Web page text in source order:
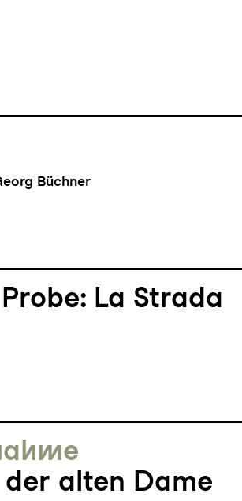
Büchner
La Strada
alten Dame